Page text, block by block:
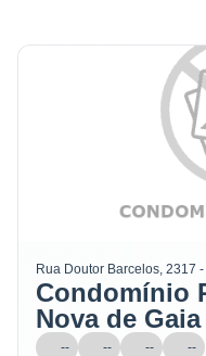
Rua Doutor Barcelos, 2317
Condomínio
Nova de
-- -- -- --